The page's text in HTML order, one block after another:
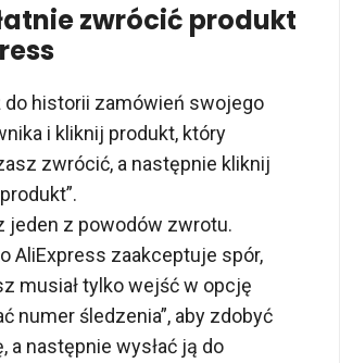
zwrócić produkt
do historii zamówień swojego
i kliknij produkt, który
zwrócić, a następnie kliknij
jeden z powodów zwrotu.
AliExpress zaakceptuje spór,
musiał tylko wejść w opcję
numer śledzenia”, aby zdobyć
a następnie wysłać ją do